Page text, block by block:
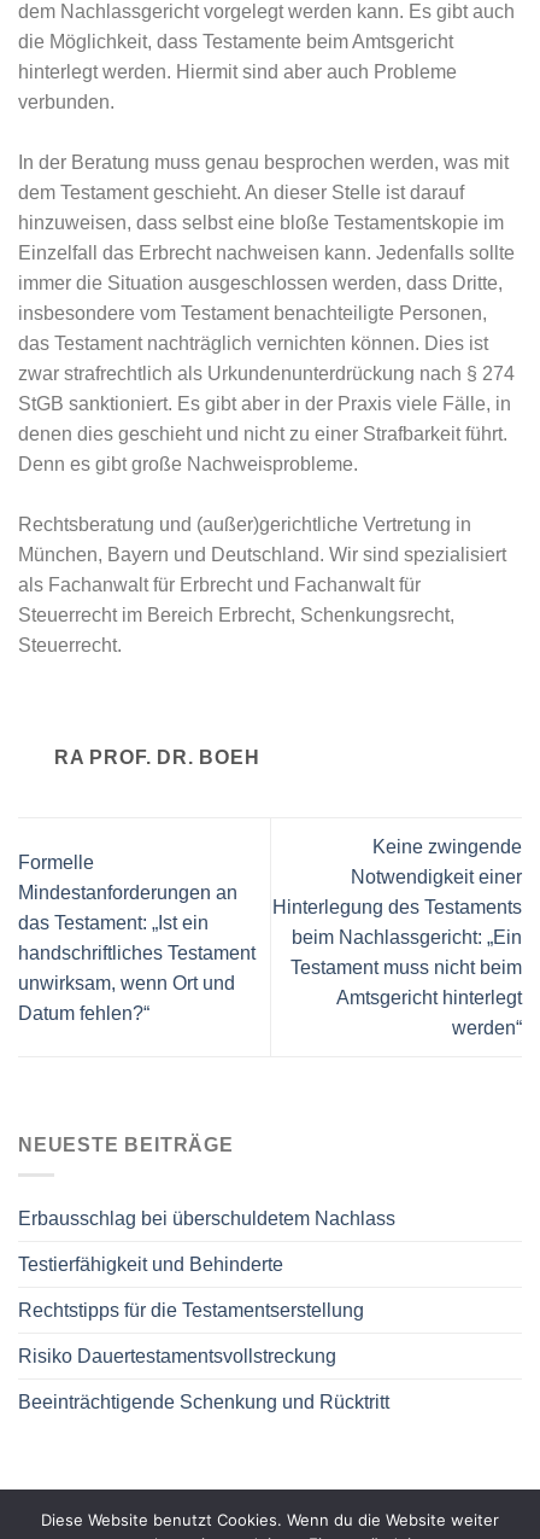
dem Nachlassgericht vorgelegt werden kann. Es gibt auch
die Möglichkeit, dass Testamente beim Amtsgericht
hinterlegt werden. Hiermit sind aber auch Probleme
verbunden.
In der Beratung muss genau besprochen werden, was mit
dem Testament geschieht. An dieser Stelle ist darauf
hinzuweisen, dass selbst eine bloße Testamentskopie im
Einzelfall das Erbrecht nachweisen kann. Jedenfalls sollte
immer die Situation ausgeschlossen werden, dass Dritte,
insbesondere vom Testament benachteiligte Personen,
das Testament nachträglich vernichten können. Dies ist
zwar strafrechtlich als Urkundenunterdrückung nach § 274
StGB sanktioniert. Es gibt aber in der Praxis viele Fälle, in
denen dies geschieht und nicht zu einer Strafbarkeit führt.
Denn es gibt große Nachweisprobleme.
Rechtsberatung und (außer)gerichtliche Vertretung in
München, Bayern und Deutschland. Wir sind spezialisiert
als Fachanwalt für Erbrecht und Fachanwalt für
Steuerrecht im Bereich Erbrecht, Schenkungsrecht,
Steuerrecht.
RA PROF. DR. BOEH
Formelle
Mindestanforderungen an
das Testament: „Ist ein
handschriftliches Testament
unwirksam, wenn Ort und
Datum fehlen?“
Keine zwingende
Notwendigkeit einer
Hinterlegung des Testaments
beim Nachlassgericht: „Ein
Testament muss nicht beim
Amtsgericht hinterlegt
werden“
NEUESTE BEITRÄGE
Erbausschlag bei überschuldetem Nachlass
Testierfähigkeit und Behinderte
Rechtstipps für die Testamentserstellung
Risiko Dauertestamentsvollstreckung
Beeinträchtigende Schenkung und Rücktritt
Diese Website benutzt Cookies. Wenn du die Website weiter